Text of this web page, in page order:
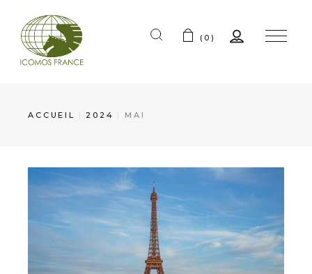
(0)
ACCUEIL 2024 MAI